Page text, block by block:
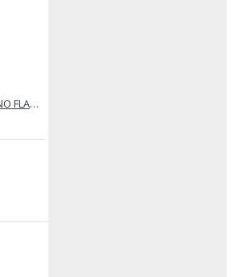
ΑΝΔΡΙΚΟ ΔΕΡΜΑΤΙΝΟ FLAT ΣΑΝΔΑΛΙ ΜΑΥΡΟ ΔΟΥΚΑΣ